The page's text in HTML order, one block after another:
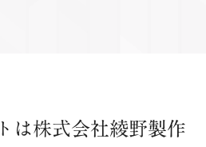
は株式会社綾野製作